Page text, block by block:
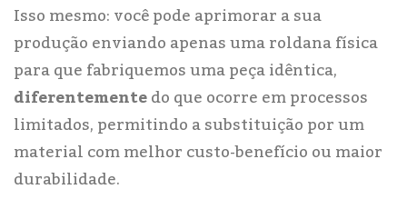
Isso mesmo: você pode aprimorar a sua
produção enviando apenas uma roldana física
para que fabriquemos uma peça idêntica,
diferentementedo que ocorre em processos
limitados, permitindo a substituição por um
material com melhor custo-benefício ou maior
durabilidade.